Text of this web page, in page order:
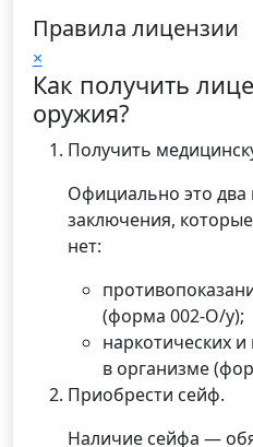
Правила лицензии
×
Как получить
оружия?
Получить
Официально это два
заключения,
нет:
(форма 002-О/у);
наркотических
в организме
Приобрести сейф.
Наличие сейфа —